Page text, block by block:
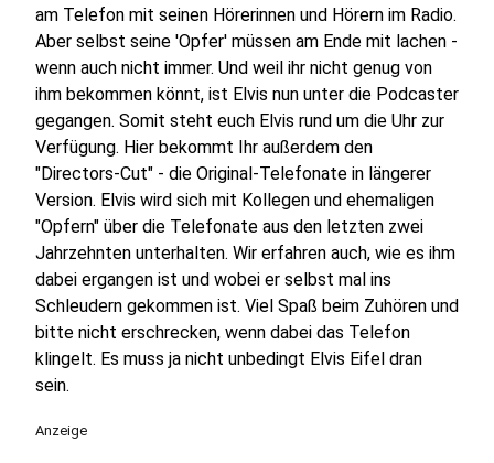
am Telefon mit seinen Hörerinnen und Hörern im Radio.
Aber selbst seine 'Opfer' müssen am Ende mit lachen -
wenn auch nicht immer. Und weil ihr nicht genug von
ihm bekommen könnt, ist Elvis nun unter die Podcaster
gegangen. Somit steht euch Elvis rund um die Uhr zur
Verfügung. Hier bekommt Ihr außerdem den
"Directors-Cut" - die Original-Telefonate in längerer
Version. Elvis wird sich mit Kollegen und ehemaligen
"Opfern" über die Telefonate aus den letzten zwei
Jahrzehnten unterhalten. Wir erfahren auch, wie es ihm
dabei ergangen ist und wobei er selbst mal ins
Schleudern gekommen ist. Viel Spaß beim Zuhören und
bitte nicht erschrecken, wenn dabei das Telefon
klingelt. Es muss ja nicht unbedingt Elvis Eifel dran
sein.
Anzeige